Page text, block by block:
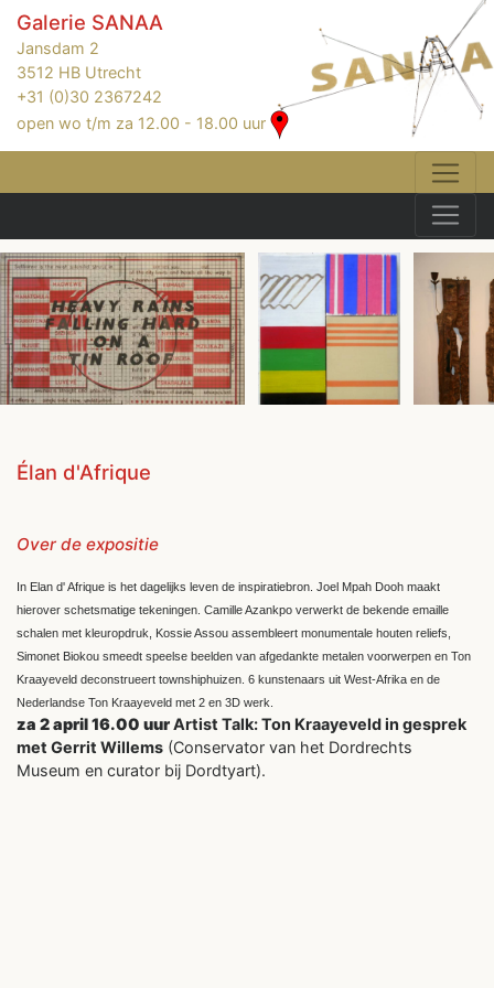
Galerie SANAA
Jansdam 2
3512 HB Utrecht
+31 (0)30 2367242
open wo t/m za 12.00 - 18.00 uur
Élan d'Afrique
Over de expositie
In Elan d' Afrique is het dagelijks leven de inspiratiebron. Joel Mpah Dooh maakt
hierover schetsmatige tekeningen. Camille Azankpo verwerkt de bekende emaille
schalen met kleuropdruk, Kossie Assou assembleert monumentale houten reliefs,
Simonet Biokou smeedt speelse beelden van afgedankte metalen voorwerpen en Ton
Kraayeveld deconstrueert townshiphuizen. 6 kunstenaars uit West-Afrika en de
Nederlandse Ton Kraayeveld met 2 en 3D werk.
za 2 april 16.00 uurArtist Talk: Ton Kraayeveld in gesprek
met Gerrit Willems (Conservator van het Dordrechts
Museum en curator bij Dordtyart).